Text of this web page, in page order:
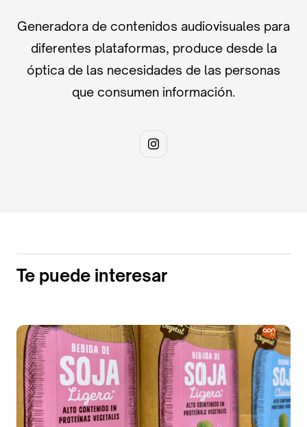
Generadora de contenidos audiovisuales para
diferentes plataformas, produce desde la
óptica de las necesidades de las personas
que consumen información.
Te puede interesar